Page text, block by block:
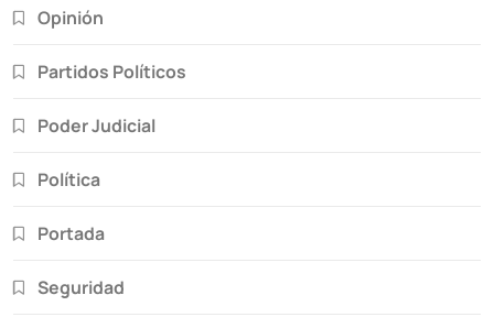
Opinión
Partidos Políticos
Poder Judicial
Política
Portada
Seguridad